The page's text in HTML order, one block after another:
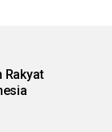
Rakyat